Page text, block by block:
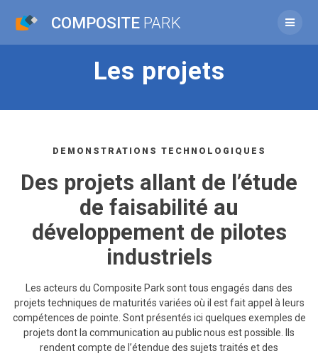
au
COMPOSITE PARK
Les projets
DEMONSTRATIONS TECHNOLOGIQUES
Des projets allant de l’étude
de faisabilité au
développement de pilotes
industriels
Les acteurs du Composite Park sont tous engagés dans des
projets techniques de maturités variées où il est fait appel à leurs
compétences de pointe. Sont présentés ici quelques exemples de
projets dont la communication au public nous est possible. Ils
rendent compte de l’étendue des sujets traités et des